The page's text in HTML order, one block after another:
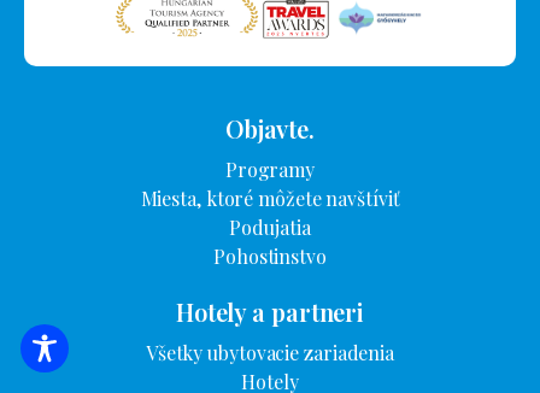
VYHĽADÁVANIE UBYTOVANIA
Objavte.
Programy
Miesta, ktoré môžete navštíviť
Podujatia
Pohostinstvo
Hotely a partneri
Všetky ubytovacie zariadenia
Hotely